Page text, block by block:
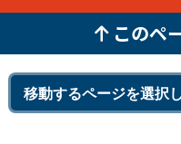
このペ